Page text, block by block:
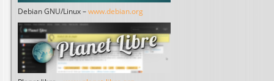
Debian GNU/Linux – www.debian.org